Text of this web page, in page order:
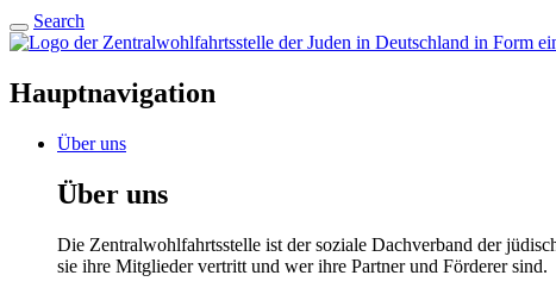
Search
Hauptnavigation
Über uns
Über uns
Die Zentralwohlfahrtsstelle ist der soziale Dachverband der
sie ihre Mitglieder vertritt und wer ihre Partner und Förderer sind.